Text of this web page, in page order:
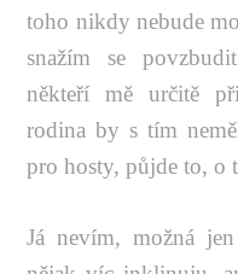
toho nikdy nebude
snažím se
někteří mě určitě
rodina by s tím
pro hosty, půjde to, o
Já nevím, možná